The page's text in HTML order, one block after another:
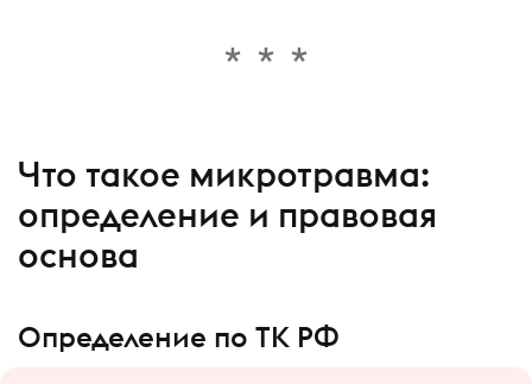
Что такое микротравма:
определение и правовая
основа
Определение по ТК РФ